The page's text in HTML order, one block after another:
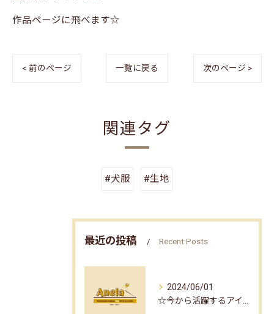
作品ページに飛べます☆
< 前のページ 一覧に戻る 次のページ >
関連タグ
#犬服 #生地
最近の投稿 Recent Posts
2024/06/01